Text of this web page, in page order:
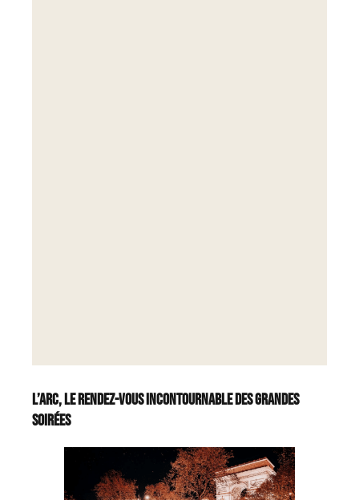
L’Arc, le rendez-vous incontournable des grandes
soirées